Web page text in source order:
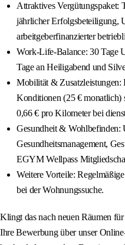
Attraktives Vergütungspaket:
jährlicher Erfolgsbeteiligung,
arbeitgeberfinanzierter
Work-Life-Balance: 30 Tage
Tage an Heiligabend und
Mobilität & Zusatzleistungen:
Konditionen (25 € monatlich)
0,66 € pro Kilometer bei
Gesundheit & Wohlbefinden:
Gesundheitsmanagement,
EGYM Wellpass
Weitere Vorteile:
bei der Wohnungssuche.
Klingt das nach neuen Räumen
Ihre Bewerbung über unser